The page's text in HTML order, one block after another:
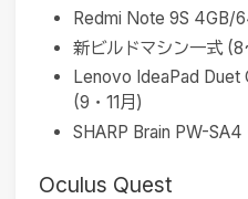
Redmi Note 9S 4GB/
新ビルドマシン一式
Lenovo IdeaPad
(9・11月)
SHARP Brain PW-SA4
Oculus Quest